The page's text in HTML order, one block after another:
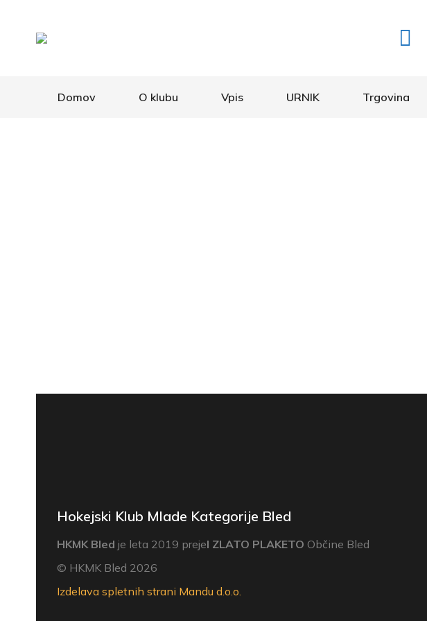
Domov O klubu Vpis URNIK Trgovina
Hokejski Klub Mlade Kategorije Bled
HKMK Bled je leta 2019 prejel ZLATO PLAKETO Občine Bled
© HKMK Bled 2026
Izdelava spletnih strani Mandu d.o.o.